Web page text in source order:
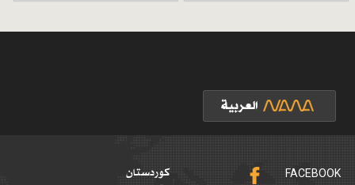
FACEBOOK
کوردستان